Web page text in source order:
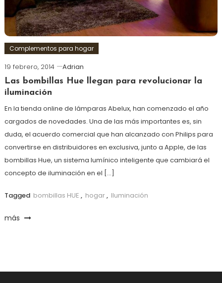
Complementos para hogar
19 febrero, 2014
Adrian
Las bombillas Hue llegan para revolucionar la
iluminación
En la tienda online de lámparas Abelux, han comenzado el año
cargados de novedades. Una de las más importantes es, sin
duda, el acuerdo comercial que han alcanzado con Philips para
convertirse en distribuidores en exclusiva, junto a Apple, de las
bombillas Hue, un sistema lumínico inteligente que cambiará el
concepto de iluminación en el […]
Tagged bombillas HUE , hogar, Iluminación
más